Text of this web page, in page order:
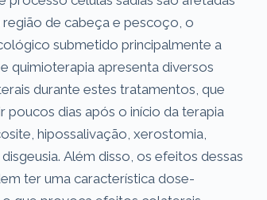
de cabeça e pescoço, o
submetido principalmente a
quimioterapia apresenta diversos
durante estes tratamentos, que
poucos dias após o início da terapia
hipossalivação, xerostomia,
Além disso, os efeitos dessas
ter uma característica dose-